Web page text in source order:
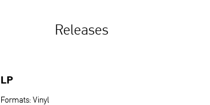
Releases
LP
Formats: Vinyl